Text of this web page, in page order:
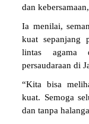
dan
Ia menilai,
kuat sepanjang
lintas agama
persaudaraan di
“Kita bisa
kuat. Semoga
dan tanpa